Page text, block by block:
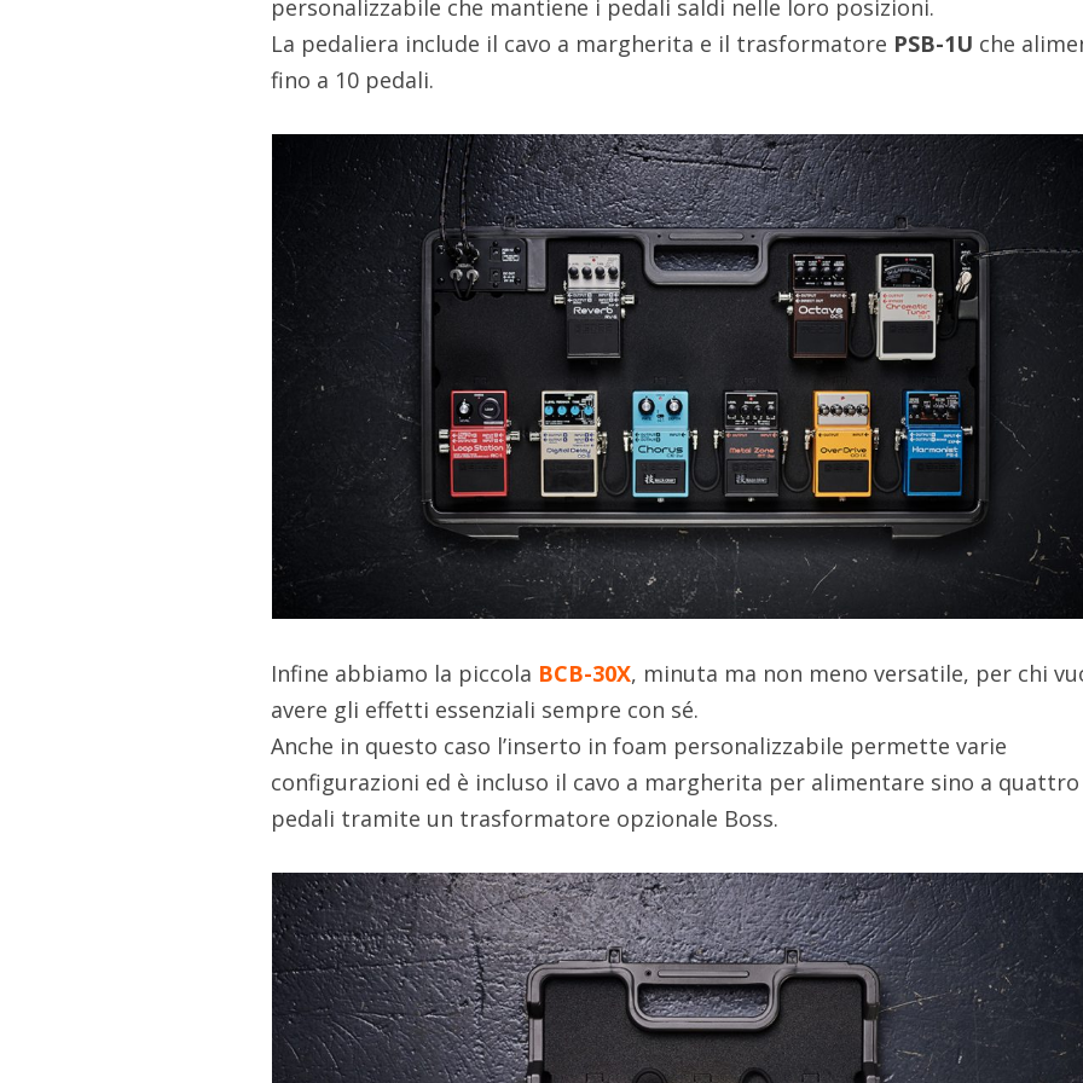
personalizzabile che mantiene i pedali saldi nelle loro posizioni.
La pedaliera include il cavo a margherita e il trasformatore PSB-1U che
fino a 10 pedali.
Infine abbiamo la piccola BCB-30X, minuta ma non meno versatile, per chi
avere gli effetti essenziali sempre con sé.
Anche in questo caso l’inserto in foam personalizzabile permette varie
configurazioni ed è incluso il cavo a margherita per alimentare sino a quattro
pedali tramite un trasformatore opzionale Boss.